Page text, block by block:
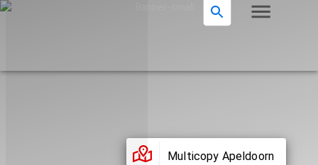
Multicopy Apeldoorn